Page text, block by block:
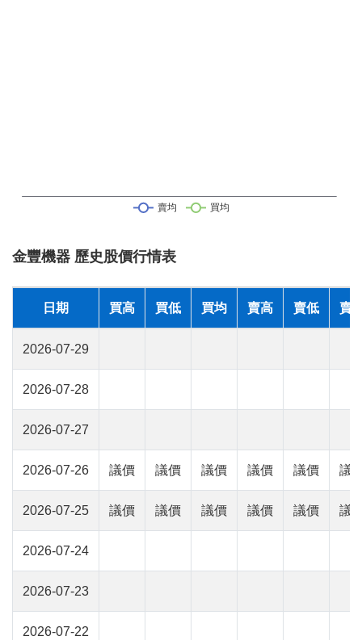
金豐機器 歷史股價行情表
日期 買高 買低 買均 賣高 賣低 賣
2026-07-29
2026-07-28
2026-07-27
2026-07-26 議價 議價 議價 議價 議價 議
2026-07-25 議價 議價 議價 議價 議價 議
2026-07-24
2026-07-23
2026-07-22